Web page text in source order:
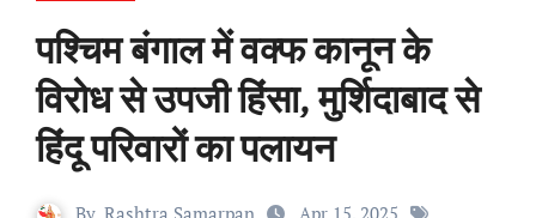
पश्चिम बंगाल में वक्फ कानून के
विरोध से उपजी हिंसा, मुर्शिदाबाद से
हिंदू परिवारों का पलायन